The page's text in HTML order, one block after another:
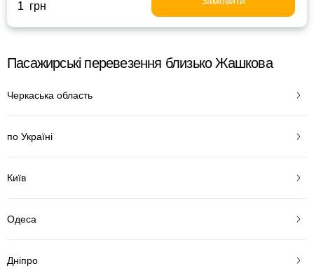
1 грн
Пасажирські перевезення близько Жашкова
Черкаська область
по Україні
Київ
Одеса
Дніпро